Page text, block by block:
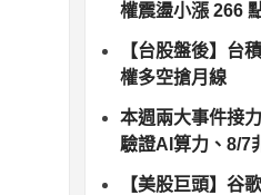
權震盪小漲 266
【台股盤後】台
權多空搶月線
本週兩大事件接
驗證AI算力、8/7
期，台股供應鏈
【美股巨頭】谷